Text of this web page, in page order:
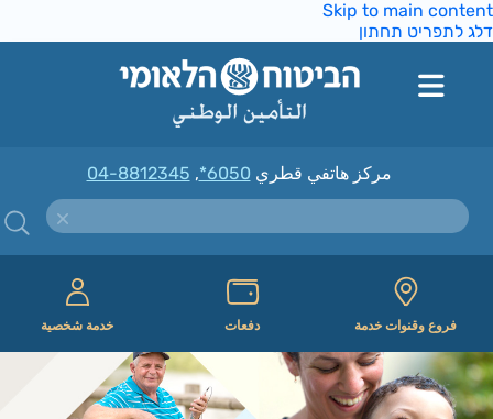
Skip to main
לתפריט תחתון
مركز هاتفي قطري*6050
,
04-8812345
فروع وقنوات خدمة دفعات خدمة شخصية